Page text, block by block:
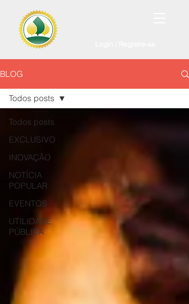
BLOG
Todos posts
EXCLUSIVO
INOVAÇÃO
NOTÍCIA
POPULAR
EVENTOS
UTILIDADE
PÚBLICA
Todos posts